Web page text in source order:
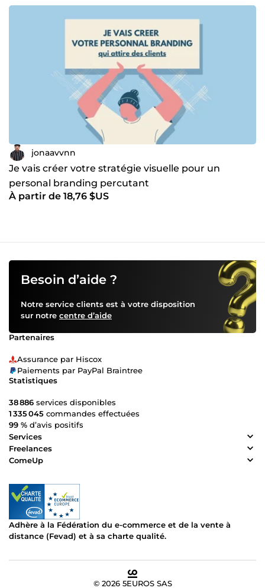
jonaavvnn
Je vais créer votre stratégie visuelle pour un
personal branding percutant
À partir de 18,76 $US
Besoin d’aide ?
Notre service clients est à votre disposition
sur notre centre d’aide
Partenaires
Assurance par Hiscox
Paiements par PayPal Braintree
Statistiques
38 886 services disponibles
1 335 045 commandes effectuées
99 % d’avis positifs
Services
Freelances
ComeUp
Adhère à la Fédération du e-commerce et de la vente à
distance (Fevad) et à sa charte qualité.
© 2026 5EUROS SAS